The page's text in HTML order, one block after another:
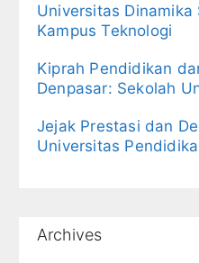
Universitas Dinamika
Kampus Teknologi
Kiprah Pendidikan
Denpasar: Sekolah
Jejak Prestasi dan
Universitas
Archives